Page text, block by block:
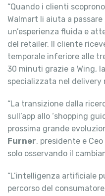
“Quando i clienti
Walmart li aiuta a passare
un’esperienza fluida e
del retailer. Il cliente
temporale inferiore alle
30 minuti grazie a Wing,
specializzata nel delivery
“La transizione dalla
sull’app allo ‘shopping
prossima grande
Furner, presidente e
solo osservando il
“L’intelligenza artificiale
percorso del